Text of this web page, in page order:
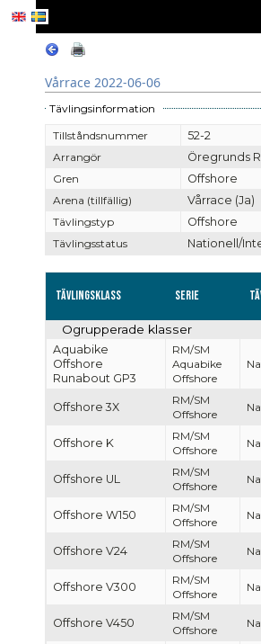
Vårrace 2022-06-06
Tävlingsinformation
Tillståndsnummer
52-2
Arrangör
Öregrunds
Gren
Offshore
Arena (tillfällig)
Vårrace (Ja)
Tävlingstyp
Offshore
Tävlingsstatus
Nationell/
Tävlingsklass Serie
Ogrupperade klasser
Aquabike
Offshore
Runabout GP3
RM/SM
Aquabike
Offshore
Offshore 3X
RM/SM
Offshore
Offshore K
RM/SM
Offshore
Offshore UL
RM/SM
Offshore
Offshore W150
RM/SM
Offshore
Offshore V24
RM/SM
Offshore
Offshore V300
RM/SM
Offshore
Offshore V450
RM/SM
Offshore